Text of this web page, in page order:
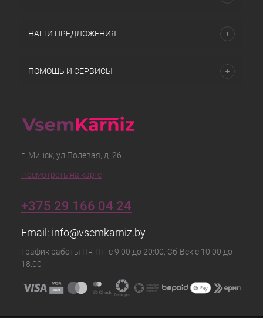
НАШИ ПРЕДЛОЖЕНИЯ
ПОМОЩЬ И СЕРВИСЫ
г. Минск, ул Полевая, д. 26
Посмотреть на карте
+375 29 166 04 24
Email: info@vsemkarniz.by
График работы Пн-Пт: с 9:00 до 20:00, Сб-Вск с 10.00 до
18.00